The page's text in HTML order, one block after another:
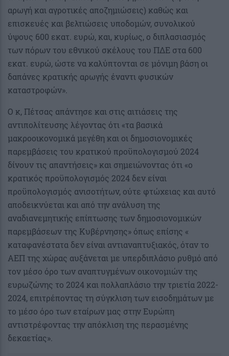
αρωγή και αγροτικές αποζημιώσεις) καθώς και
επισκευές και βελτιώσεις υποδομών, συνολικού
ύψους 600 εκατ. ευρώ, και, κυρίως, ο διπλασιασμός
των πόρων του εθνικού σκέλους του ΠΔΕ στα 600
εκατ. ευρώ, ώστε να καλύπτονται σε μόνιμη βάση οι
δαπάνες κρατικής αρωγής έναντι φυσικών
καταστροφών».
Ο κ, Πέτσας απάντησε και στις αιτιάσεις της
αντιπολίτευσης λέγοντας ότι «τα βασικά
μακροοικονομικά μεγέθη και οι δημοσιονομικές
παρεμβάσεις του κρατικού προϋπολογισμού 2024
δίνουν τις απαντήσεις» και σημειώνοντας ότι «ο
κρατικός προϋπολογισμός 2024 δεν είναι
προϋπολογισμός ανισοτήτων, ούτε φτώχειας και αυτό
αποδεικνύεται και από την ανάλυση της
αναδιανεμητικής επίπτωσης των δημοσιονομικών
παρεμβάσεων της Κυβέρνησης» όπως επίσης «
καταφανέστατα δεν είναι αντιαναπτυξιακός, όταν το
ΑΕΠ της χώρας αυξάνεται με υπερδιπλάσιο ρυθμό από
τον μέσο όρο των αναπτυγμένων οικονομιών της
ευρωζώνης το 2024 και πολλαπλάσιο την τριετία 2022-
2024, επιτρέποντας τη σύγκλιση των εισοδημάτων με
το μέσο όρο των εταίρων μας στην Ευρώπη
αντιστρέφοντας την απόκλιση της περασμένης
δεκαετίας».